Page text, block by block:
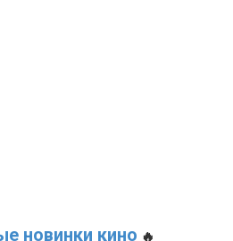
новинки кино 🔥